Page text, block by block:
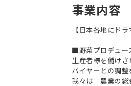
事業内容
【日本各地にド
■野菜プロデュー
生産者様を儲けさ
バイヤーとの調整
我々は「農業の